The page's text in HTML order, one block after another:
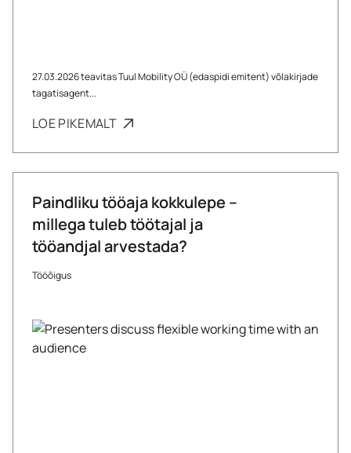
27.03.2026 teavitas Tuul Mobility OÜ (edaspidi emitent) võlakirjade
tagatisagent...
LOE PIKEMALT
Paindliku tööaja kokkulepe –
millega tuleb töötajal ja
tööandjal arvestada?
Tööõigus